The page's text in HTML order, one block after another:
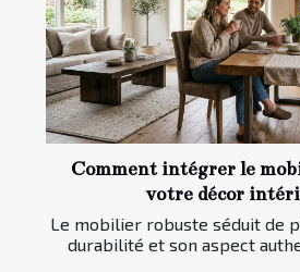
Comment intégrer le
votre décor
Le mobilier robuste séduit de
durabilité et son aspect